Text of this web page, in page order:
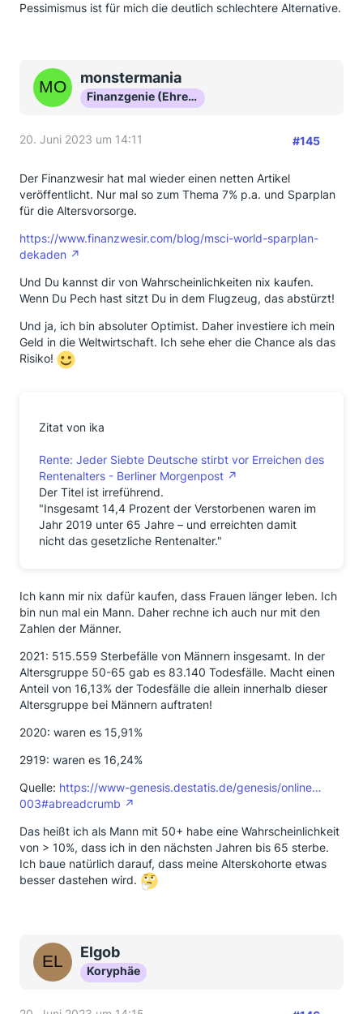
Pessimismus ist für mich die deutlich schlechtere Alternative.
monstermania
Finanzgenie (Ehrenmitglied)
20. Juni 2023 um 14:11 #145
Der Finanzwesir hat mal wieder einen netten Artikel
veröffentlicht. Nur mal so zum Thema 7% p.a. und Sparplan
für die Altersvorsorge.
https://www.finanzwesir.com/blog/msci-world-sparplan-
dekaden
Und Du kannst dir von Wahrscheinlichkeiten nix kaufen.
Wenn Du Pech hast sitzt Du in dem Flugzeug, das abstürzt!
Und ja, ich bin absoluter Optimist. Daher investiere ich mein
Geld in die Weltwirtschaft. Ich sehe eher die Chance als das
Risiko!
Zitat von ika
Rente: Jeder Siebte Deutsche stirbt vor Erreichen des
Rentenalters - Berliner Morgenpost
Der Titel ist irreführend.
"Insgesamt 14,4 Prozent der Verstorbenen waren im
Jahr 2019 unter 65 Jahre – und erreichten damit
nicht das gesetzliche Rentenalter."
Ich kann mir nix dafür kaufen, dass Frauen länger leben. Ich
bin nun mal ein Mann. Daher rechne ich auch nur mit den
Zahlen der Männer.
2021: 515.559 Sterbefälle von Männern insgesamt. In der
Altersgruppe 50-65 gab es 83.140 Todesfälle. Macht einen
Anteil von 16,13% der Todesfälle die allein innerhalb dieser
Altersgruppe bei Männern auftraten!
2020: waren es 15,91%
2919: waren es 16,24%
Quelle: https://www-genesis.destatis.de/genesis/online…
003#abreadcrumb
Das heißt ich als Mann mit 50+ habe eine Wahrscheinlichkeit
von > 10%, dass ich in den nächsten Jahren bis 65 sterbe.
Ich baue natürlich darauf, dass meine Alterskohorte etwas
besser dastehen wird.
Elgob
Koryphäe